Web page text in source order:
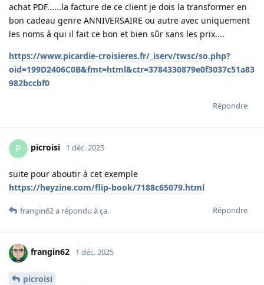
achat PDF......la facture de ce client je dois la transformer en
bon cadeau genre ANNIVERSAIRE ou autre avec uniquement
les noms à qui il fait ce bon et bien sûr sans les prix....
https://www.picardie-croisieres.fr/_iserv/twsc/so.php?
oid=199D2406C0B&fmt=html&ctr=3784330879e0f3037c51a83
982bccbf0
Répondre
P picroisi 1 déc. 2025
suite pour aboutir à cet exemple
https://heyzine.com/flip-book/7188c65079.html
Répondre
frangin62a répondu à ça.
frangin62 1 déc. 2025
picroisi